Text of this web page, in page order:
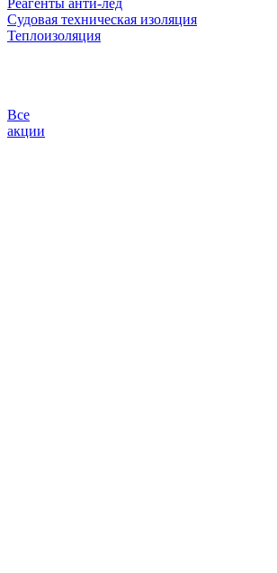
Реагенты анти-лед
Судовая техническая изоляция
Теплоизоляция
Все
акции